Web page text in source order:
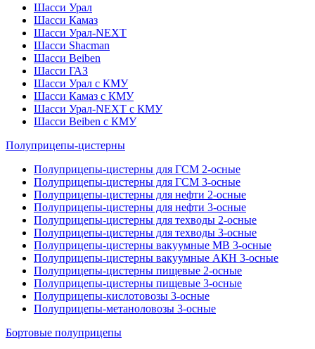
Шасси Урал
Шасси Камаз
Шасси Урал-NEXT
Шасси Shacman
Шасси Beiben
Шасси ГАЗ
Шасси Урал с КМУ
Шасси Камаз с КМУ
Шасси Урал-NEXT с КМУ
Шасси Beiben с КМУ
Полуприцепы-цистерны
Полуприцепы-цистерны для ГСМ 2-осные
Полуприцепы-цистерны для ГСМ 3-осные
Полуприцепы-цистерны для нефти 2-осные
Полуприцепы-цистерны для нефти 3-осные
Полуприцепы-цистерны для техводы 2-осные
Полуприцепы-цистерны для техводы 3-осные
Полуприцепы-цистерны вакуумные МВ 3-осные
Полуприцепы-цистерны вакуумные АКН 3-осные
Полуприцепы-цистерны пищевые 2-осные
Полуприцепы-цистерны пищевые 3-осные
Полуприцепы-кислотовозы 3-осные
Полуприцепы-метаноловозы 3-осные
Бортовые полуприцепы